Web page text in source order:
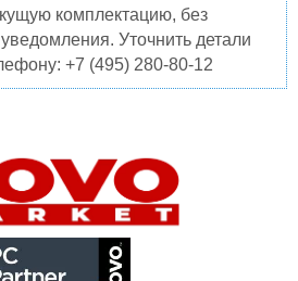
комплектацию, без
Уточнить детали
+7 (495) 280-80-12